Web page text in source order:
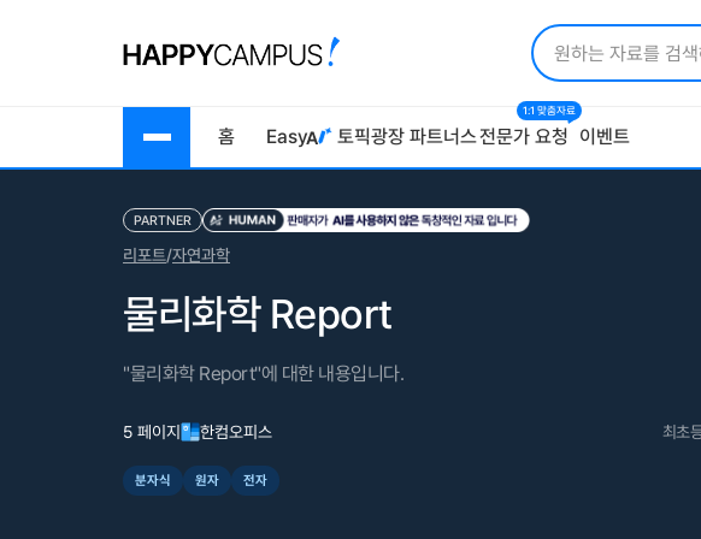
홈 Easy 토픽광장 파트너스전문가 요청
1:1 맞춤자료
이벤트
PARTNER
리포트/자연과학
물리화학 Report
"물리화학 Report"에 대한 내용입니다.
5 페이지 한컴오피스 최초
분자식 원자 전자